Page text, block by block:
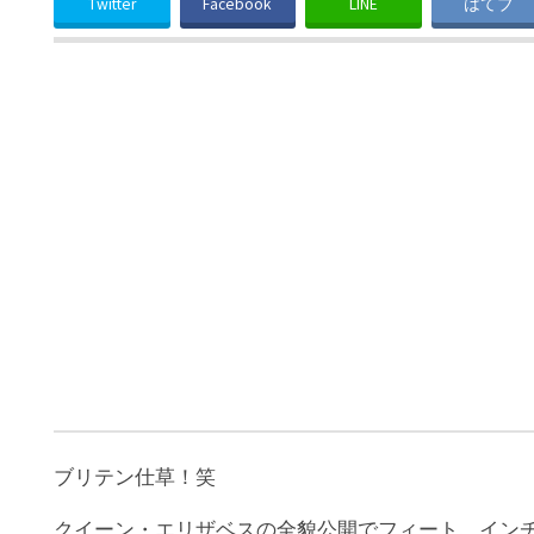
ブリテン仕草！笑